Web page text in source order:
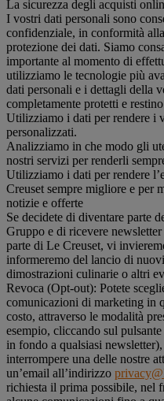
La sicurezza degli acquisti
I vostri dati personali sono
confidenziale, in conformità
protezione dei dati. Siamo
importante al momento di
utilizziamo le tecnologie più
dati personali e i dettagli della
completamente protetti e
Utilizziamo i dati per rendere i
personalizzati.
Analizziamo in che modo gli
nostri servizi per renderli
Utilizziamo i dati per rendere
Creuset sempre migliore e per
notizie e offerte
Se decidete di diventare parte
Gruppo e di ricevere
parte di Le Creuset, vi
informeremo del lancio di
dimostrazioni culinarie o altri
Revoca (Opt-out): Potete
comunicazioni di marketing in
costo, attraverso le modalità
esempio, cliccando sul
in fondo a qualsiasi
interrompere una delle nostre
un’email all’indirizzo
richiesta il prima possibile, nel